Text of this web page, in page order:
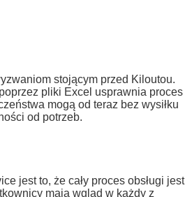
stojącym przed Kiloutou.
pliki Excel usprawnia proces
mogą od teraz bez wysiłku
od potrzeb.
jest to, że cały proces obsługi jest
mają wgląd w każdy z